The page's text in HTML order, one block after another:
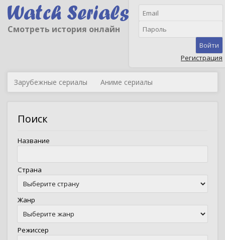
Смотреть история онлайн
Войти
Регистрация
Зарубежные сериалы Аниме сериалы
Поиск
Название
Страна
Жанр
Режиссер